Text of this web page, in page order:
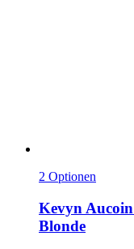
2 Optionen
Kevyn Aucoin
Blonde